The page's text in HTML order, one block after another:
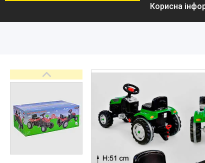
ТОП товарів Пакунок Малюка
до року (7000 грн)
Автокрісла
Дитячі візочки
Дитячий транспорт
Корисна